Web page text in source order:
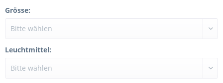
Grösse:
Leuchtmittel: